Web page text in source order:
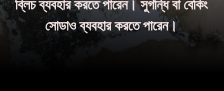
ব্লিচ ব্যবহার করতে পারেন। সুগন্ধি বা বেকিং
সোডাও ব্যবহার করতে পারেন।